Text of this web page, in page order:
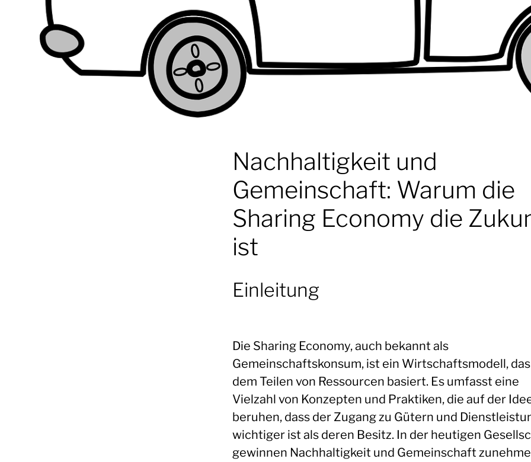
Nachhaltigkeit und
Gemeinschaft: Warum die
Sharing Economy die
ist
Einleitung
Die Sharing Economy, auch bekannt als
Gemeinschaftskonsum, ist ein Wirtschaftsmodell,
dem Teilen von Ressourcen basiert. Es umfasst eine
Vielzahl von Konzepten und Praktiken, die auf der
beruhen, dass der Zugang zu Gütern und
wichtiger ist als deren Besitz. In der heutigen
gewinnen Nachhaltigkeit und Gemeinschaft